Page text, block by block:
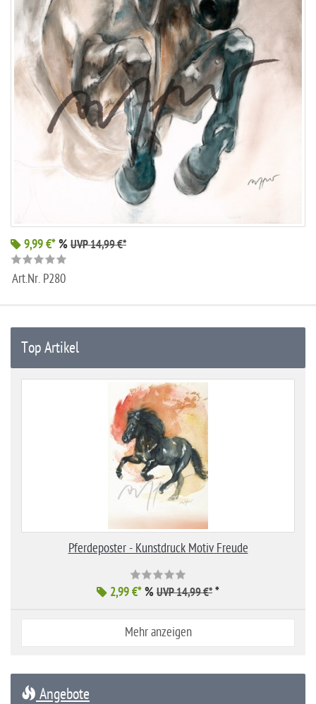
9,99 €*% UVP 14,99 €*
Art.Nr. P280
Top Artikel
Pferdeposter - Kunstdruck Motiv Freude
2,99 €*% UVP 14,99 €* *
Mehr anzeigen
Angebote